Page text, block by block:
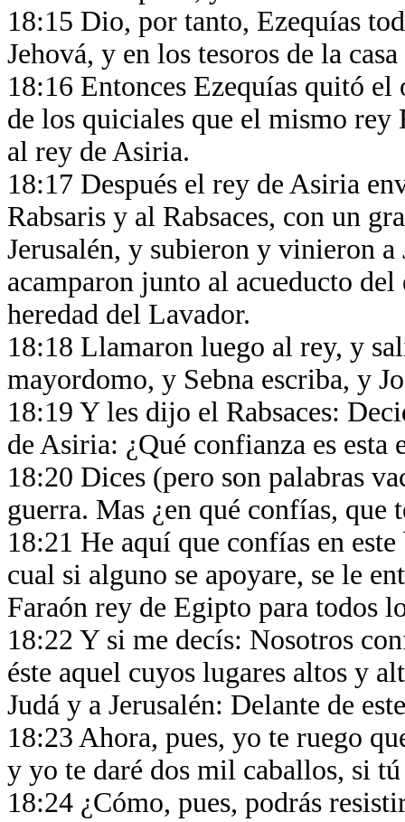
18:15 Dio, por tanto, Ezequías
Jehová, y en los tesoros de la
18:16 Entonces Ezequías quitó
de los quiciales que el mismo
al rey de Asiria.
18:17 Después el rey de Asiria
Rabsaris y al Rabsaces, con un
Jerusalén, y subieron y vinieron
acamparon junto al acueducto
heredad del Lavador.
18:18 Llamaron luego al rey, y
mayordomo, y Sebna escriba, y
18:19 Y les dijo el Rabsaces:
de Asiria: ¿Qué confianza es esta
18:20 Dices (pero son palabras
guerra. Mas ¿en qué confías,
18:21 He aquí que confías en
cual si alguno se apoyare, se le
Faraón rey de Egipto para todos
18:22 Y si me decís: Nosotros
éste aquel cuyos lugares altos y
Judá y a Jerusalén: Delante de
18:23 Ahora, pues, yo te ruego
y yo te daré dos mil caballos, si
18:24 ¿Cómo, pues, podrás